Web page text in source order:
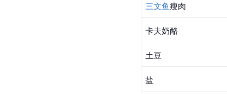
三文鱼 瘦肉
卡夫奶酪
土豆
盐